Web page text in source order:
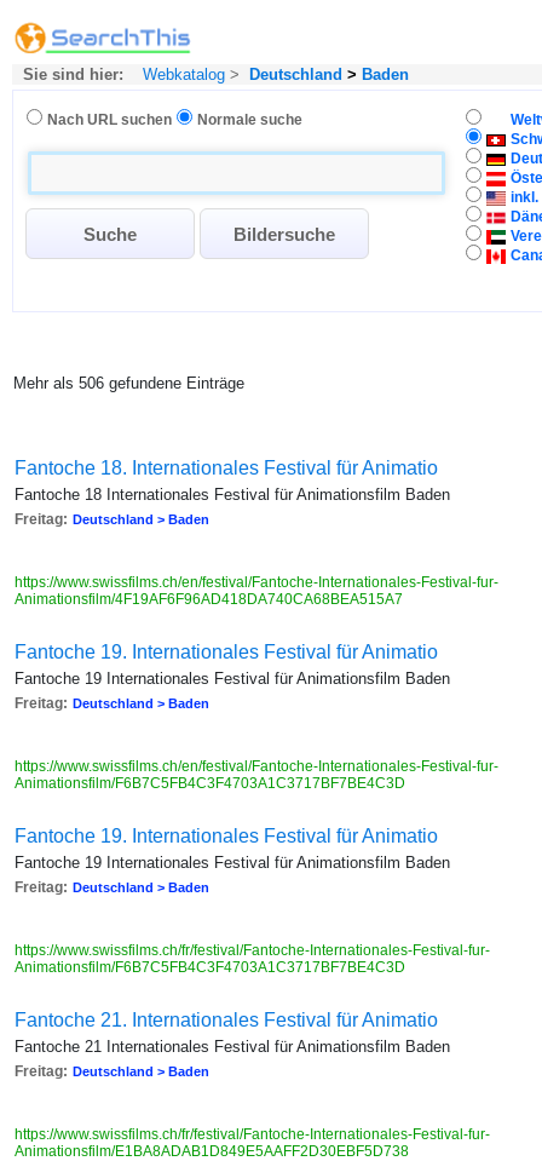
Sie sind hier: Webkatalog > Deutschland > Baden
Nach URL suchen Normale suche
inkl.
Mehr als 506 gefundene Einträge
Fantoche 18. Internationales Festival für Animatio
Fantoche 18 Internationales Festival für Animationsfilm Baden
Freitag: Deutschland > Baden
https://www.swissfilms.ch/en/festival/Fantoche-Internationales-Festival-fur-
Animationsfilm/4F19AF6F96AD418DA740CA68BEA515A7
Fantoche 19. Internationales Festival für Animatio
Fantoche 19 Internationales Festival für Animationsfilm Baden
Freitag: Deutschland > Baden
https://www.swissfilms.ch/en/festival/Fantoche-Internationales-Festival-fur-
Animationsfilm/F6B7C5FB4C3F4703A1C3717BF7BE4C3D
Fantoche 19. Internationales Festival für Animatio
Fantoche 19 Internationales Festival für Animationsfilm Baden
Freitag: Deutschland > Baden
https://www.swissfilms.ch/fr/festival/Fantoche-Internationales-Festival-fur-
Animationsfilm/F6B7C5FB4C3F4703A1C3717BF7BE4C3D
Fantoche 21. Internationales Festival für Animatio
Fantoche 21 Internationales Festival für Animationsfilm Baden
Freitag: Deutschland > Baden
https://www.swissfilms.ch/fr/festival/Fantoche-Internationales-Festival-fur-
Animationsfilm/E1BA8ADAB1D849E5AAFF2D30EBF5D738